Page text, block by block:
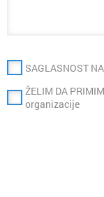
SAGLASNOST
ŽELIM DA
organizacije